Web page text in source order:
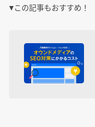
▼この記事もおすすめ！